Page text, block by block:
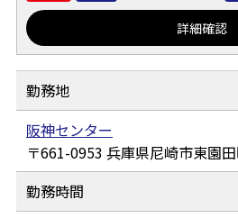
詳細確認
勤務地
阪神センター
661-0953 兵庫県尼崎市東園
勤務時間